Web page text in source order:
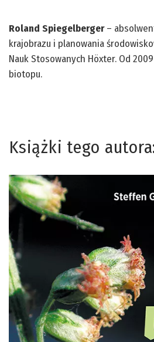
Roland Spiegelberger–
krajobrazu i planowania
Nauk Stosowanych Höxter. Od
biotopu.
Książki tego